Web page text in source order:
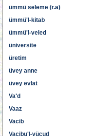
ümmü seleme (r.a)
ümmü'l-kitab
ümmü'l-veled
üniversite
üretim
üvey anne
üvey evlat
Va'd
Vaaz
Vacib
Vacibu'l-vücud